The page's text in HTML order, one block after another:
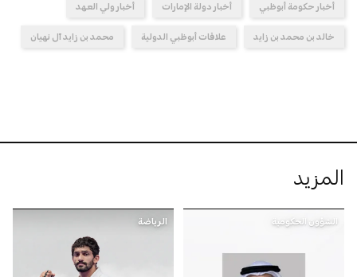
أخبار حكومة أبوظبي أخبار دولة الإمارات أخبار ولي العهد
خالد بن محمد بن زايد علاقات أبوظبي الدولية محمد بن زايد آل نهيان
المزيد
الشؤون الحكومية الرياضة